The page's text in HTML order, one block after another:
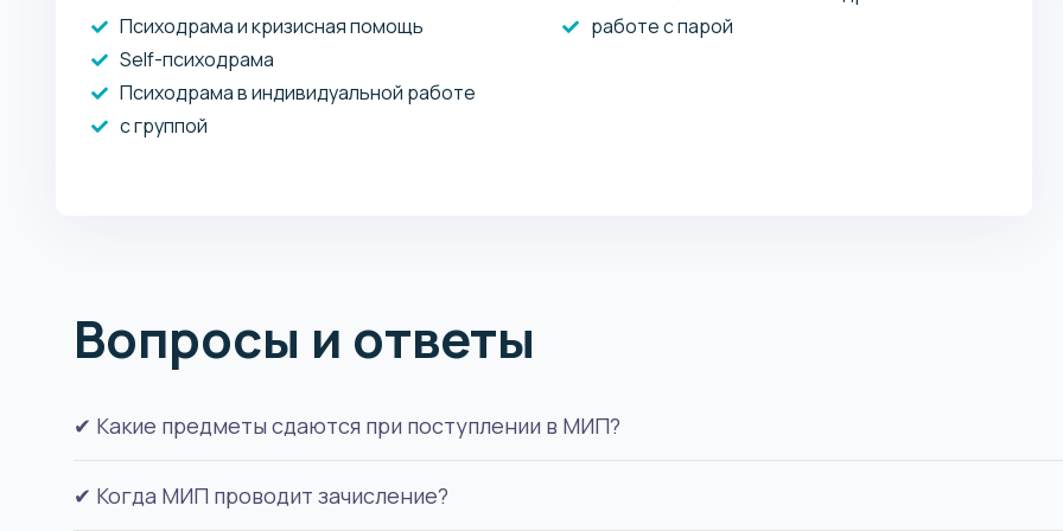
Психодрама и кризисная помощь
Self-психодрама
Психодрама в индивидуальной работе
с группой
работе с парой
Вопросы и ответы
✔ Какие предметы сдаются при поступлении в МИП?
✔ Когда МИП проводит зачисление?